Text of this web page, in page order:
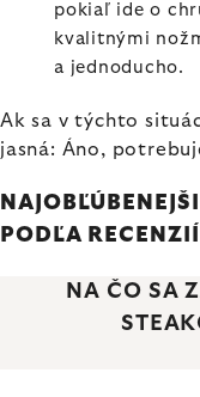
pokiaľ ide o
kvalitnými
a jednoducho.
Ak sa v týchto
jasná: Áno,
PODĽA
NA ČO SA